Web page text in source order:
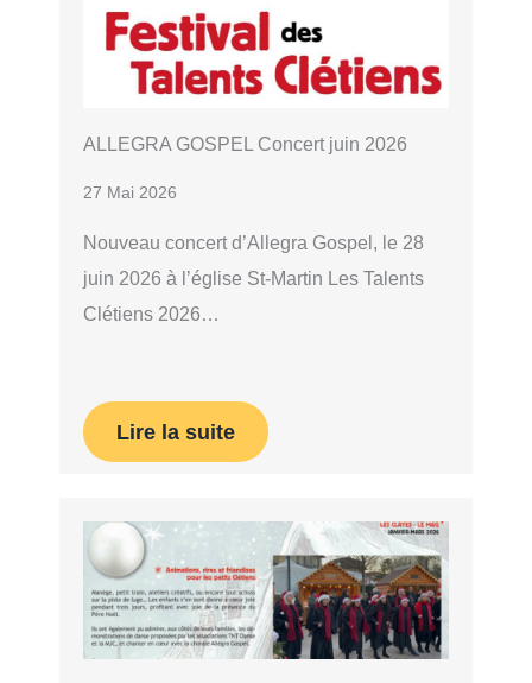
ALLEGRA GOSPEL Concert juin 2026
27 Mai 2026
Nouveau concert d’Allegra Gospel, le 28
juin 2026 à l’église St-Martin Les Talents
Clétiens 2026…
Lire la suite